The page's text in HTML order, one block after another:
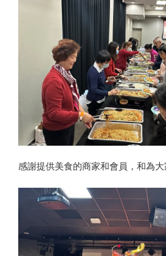
感謝提供美食的商家和會員，和為大